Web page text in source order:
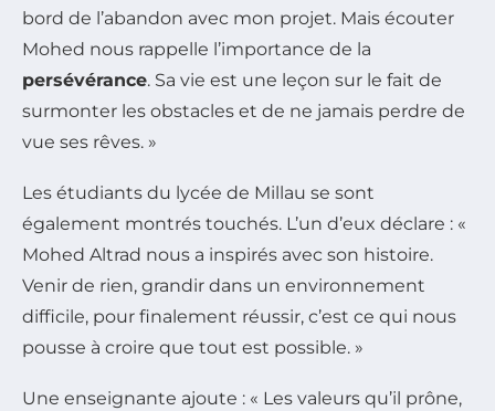
bord de l’abandon avec mon projet. Mais écouter
Mohed nous rappelle l’importance de la
persévérance. Sa vie est une leçon sur le fait de
surmonter les obstacles et de ne jamais perdre de
vue ses rêves. »
Les étudiants du lycée de Millau se sont
également montrés touchés. L’un d’eux déclare : «
Mohed Altrad nous a inspirés avec son histoire.
Venir de rien, grandir dans un environnement
difficile, pour finalement réussir, c’est ce qui nous
pousse à croire que tout est possible. »
Une enseignante ajoute : « Les valeurs qu’il prône,